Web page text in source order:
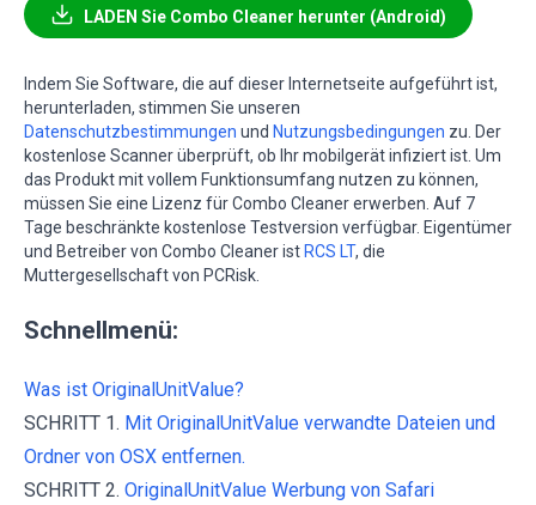
LADEN Sie Combo Cleaner herunter (Android)
Indem Sie Software, die auf dieser Internetseite aufgeführt ist,
herunterladen, stimmen Sie unseren
Datenschutzbestimmungen und Nutzungsbedingungen zu. Der
kostenlose Scanner überprüft, ob Ihr mobilgerät infiziert ist. Um
das Produkt mit vollem Funktionsumfang nutzen zu können,
müssen Sie eine Lizenz für Combo Cleaner erwerben. Auf 7
Tage beschränkte kostenlose Testversion verfügbar. Eigentümer
und Betreiber von Combo Cleaner ist RCS LT, die
Muttergesellschaft von PCRisk.
Schnellmenü:
Was ist OriginalUnitValue?
SCHRITT 1. Mit OriginalUnitValue verwandte Dateien und
Ordner von OSX entfernen.
SCHRITT 2. OriginalUnitValue Werbung von Safari